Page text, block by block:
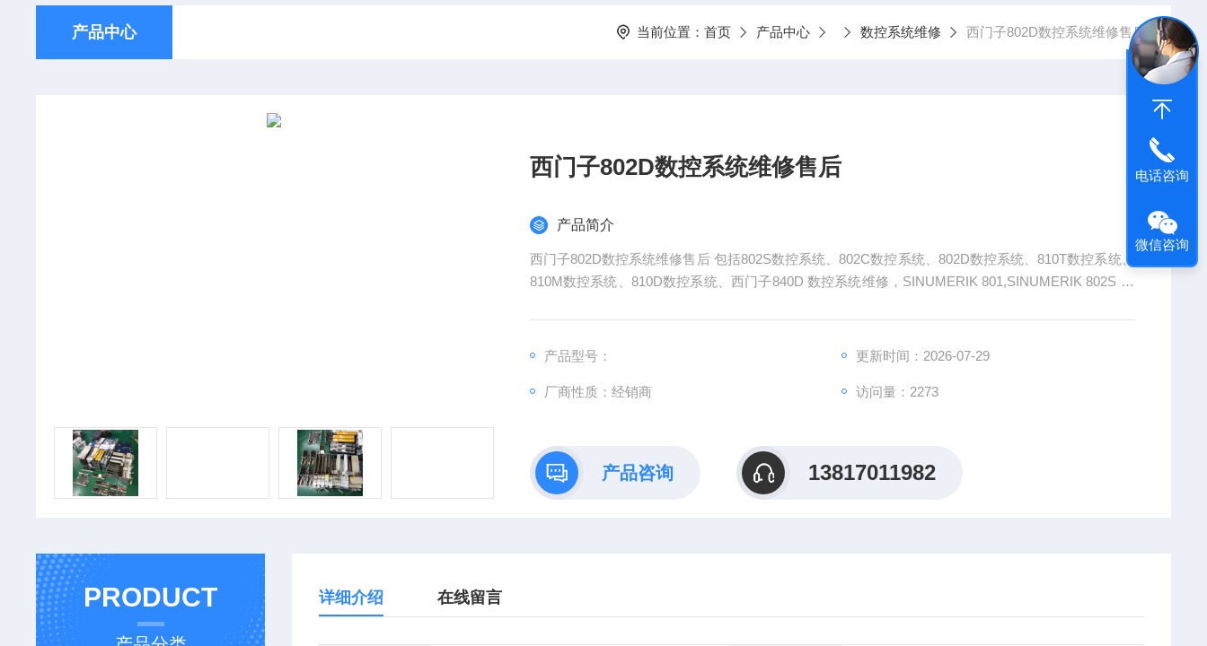
产品中心 当前位置： 首页 产品中心 数控系统维修 西门子802D数控系统维修售后
西门子802D数控系统维修售后
产品简介
西门子802D数控系统维修售后 包括802S数控系统、802C数控系统、802D数控系统、810T数控系统、
810M数控系统、810D数控系统、西门子840D 数控系统维修，SINUMERIK 801,SINUMERIK 802S ba
产品型号： 更新时间：2026-07-29
厂商性质：经销商 访问量：2273
产品咨询 13817011982
PRODUCT 详细介绍 在线留言
电话咨询
微信咨询